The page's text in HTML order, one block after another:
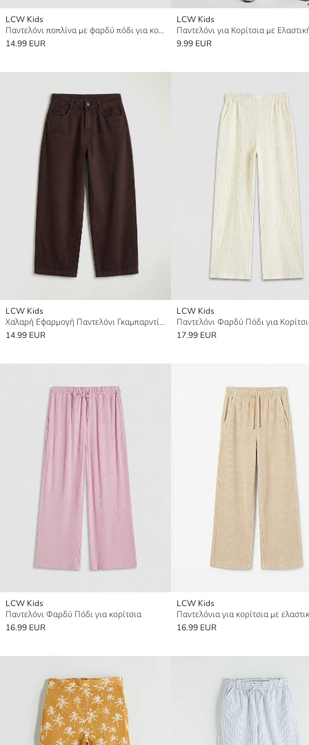
LCW Kids
Παντελόνι ποπλίνα με φαρδύ πόδι για κορίτσια
14.99 EUR
LCW Kids
Παντελόνι για Κορίτσια με
9.99 EUR
LCW Kids
Χαλαρή Εφαρμογή Παντελόνι Γκαμπαρντίνας για Κορίτσια
14.99 EUR
LCW Kids
Παντελόνι Φαρδύ Πόδι για
17.99 EUR
LCW Kids
Παντελόνι Φαρδύ Πόδι για κορίτσια
16.99 EUR
LCW Kids
16.99 EUR